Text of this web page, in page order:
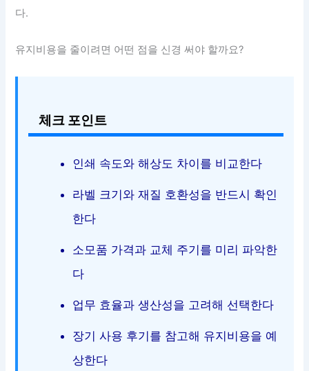
다.
유지비용을 줄이려면 어떤 점을 신경 써야 할까요?
체크 포인트
인쇄 속도와 해상도 차이를 비교한다
라벨 크기와 재질 호환성을 반드시 확인
한다
소모품 가격과 교체 주기를 미리 파악한
다
업무 효율과 생산성을 고려해 선택한다
장기 사용 후기를 참고해 유지비용을 예
상한다